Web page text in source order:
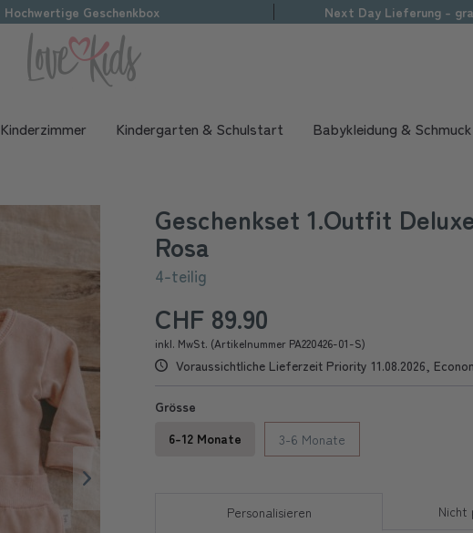
Hochwertige Geschenkbox Next Day Lieferung -
Kinderzimmer Kindergarten & Schulstart Babykleidung & Schmuck
Geschenkset 1.Outfit
Rosa
4-teilig
CHF 89.90
inkl. MwSt. (Artikelnummer PA220426-01-S)
Voraussichtliche Lieferzeit Priority 11.08.2026,
Grösse
6-12 Monate
3-6 Monate
Personalisieren
Nicht